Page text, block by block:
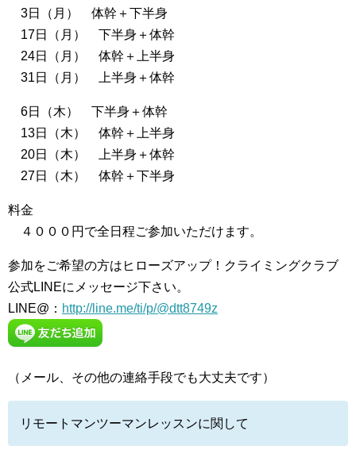
3日（月） 体幹＋下半身
17日（月） 下半身＋体幹
24日（月） 体幹＋上半身
31日（月） 上半身＋体幹
6日（木） 下半身＋体幹
13日（木） 体幹＋上半身
20日（木） 上半身＋体幹
27日（木） 体幹＋下半身
料金
４０００円で全日程ご参加いただけます。
参加をご希望の方はヒローズアップ！クライミングクラブ
公式LINEにメッセージ下さい。
LINE@： http://line.me/ti/p/@dtt8749z
（メール、その他の連絡手段でも大丈夫です）
リモートマンツーマンレッスンに関して